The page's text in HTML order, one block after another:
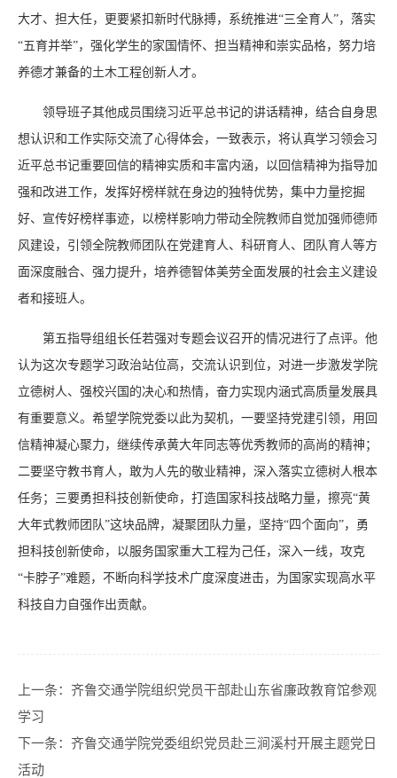
大才、担大任，更要紧扣新时代脉搏，系统推进“三全育人”，落实
“五育并举”，强化学生的家国情怀、担当精神和崇实品格，努力培
养德才兼备的土木工程创新人才。
领导班子其他成员围绕习近平总书记的讲话精神，结合自身思
想认识和工作实际交流了心得体会，一致表示，将认真学习领会习
近平总书记重要回信的精神实质和丰富内涵，以回信精神为指导加
强和改进工作，发挥好榜样就在身边的独特优势，集中力量挖掘
好、宣传好榜样事迹，以榜样影响力带动全院教师自觉加强师德师
风建设，引领全院教师团队在党建育人、科研育人、团队育人等方
面深度融合、强力提升，培养德智体美劳全面发展的社会主义建设
者和接班人。
第五指导组组长任若强对专题会议召开的情况进行了点评。他
认为这次专题学习政治站位高，交流认识到位，对进一步激发学院
立德树人、强校兴国的决心和热情，奋力实现内涵式高质量发展具
有重要意义。希望学院党委以此为契机，一要坚持党建引领，用回
信精神凝心聚力，继续传承黄大年同志等优秀教师的高尚的精神；
二要坚守教书育人，敢为人先的敬业精神，深入落实立德树人根本
任务；三要勇担科技创新使命，打造国家科技战略力量，擦亮“黄
大年式教师团队”这块品牌，凝聚团队力量，坚持“四个面向”，勇
担科技创新使命，以服务国家重大工程为己任，深入一线，攻克
“卡脖子”难题，不断向科学技术广度深度进击，为国家实现高水平
科技自力自强作出贡献。
上一条： 齐鲁交通学院组织党员干部赴山东省廉政教育馆参观
学习
下一条： 齐鲁交通学院党委组织党员赴三涧溪村开展主题党日
活动